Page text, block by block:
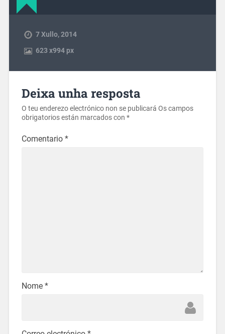
7 Xullo, 2014
623 x994 px
Deixa unha resposta
O teu enderezo electrónico non se publicará Os campos
obrigatorios están marcados con *
Comentario *
Nome *